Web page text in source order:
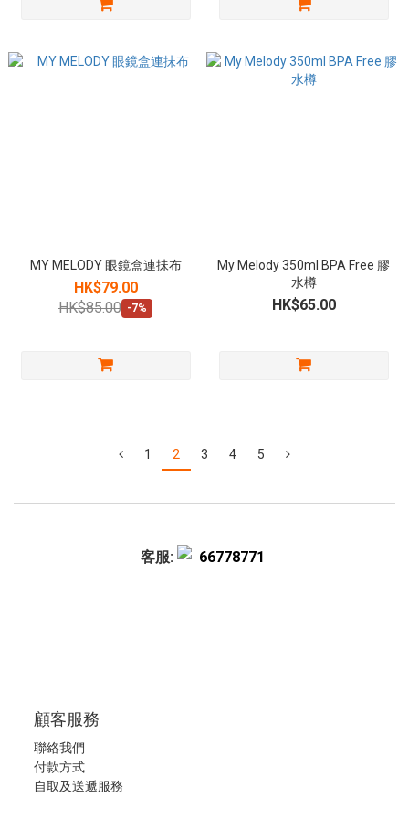
MY MELODY 眼鏡盒連抺布
HK$79.00
HK$85.00 -7%
My Melody 350ml BPA Free 膠
水樽
HK$65.00
1 2 3 4 5
客服: 66778771
顧客服務
聯絡我們
付款方式
自取及送遞服務